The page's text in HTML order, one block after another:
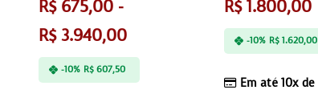
R$675,00 -
R$3.940,00
-10% R$ 607,50
R$1.800,00
Em até 10x de
-10% R$ 1.620,00